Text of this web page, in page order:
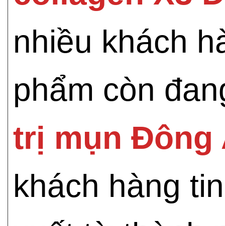
nhiều khách
phẩm còn
trị mụn Đông
khách hàng